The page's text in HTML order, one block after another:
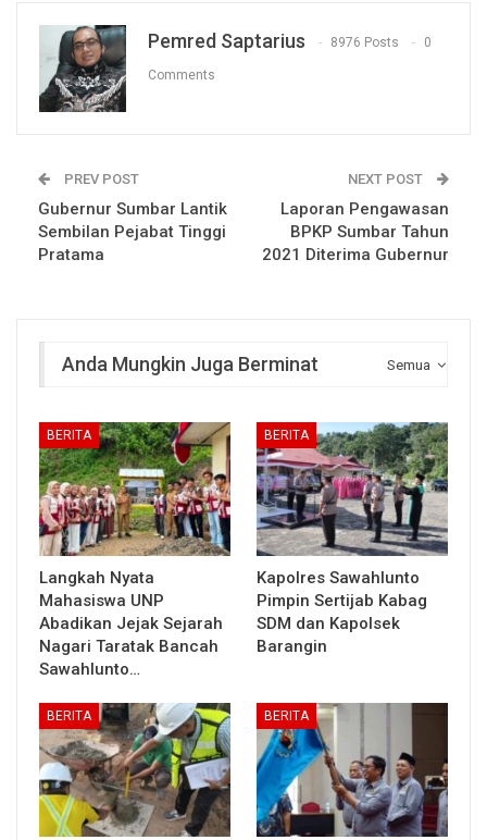
Pemred Saptarius 8976 Posts 0
Comments
PREV POST
Gubernur Sumbar Lantik
Sembilan Pejabat Tinggi
Pratama
NEXT POST
Laporan Pengawasan
BPKP Sumbar Tahun
2021 Diterima Gubernur
Semua
Anda Mungkin Juga Berminat
BERITA
Langkah Nyata
Mahasiswa UNP
Abadikan Jejak Sejarah
Nagari Taratak Bancah
Sawahlunto…
BERITA
Kapolres Sawahlunto
Pimpin Sertijab Kabag
SDM dan Kapolsek
Barangin
BERITA BERITA